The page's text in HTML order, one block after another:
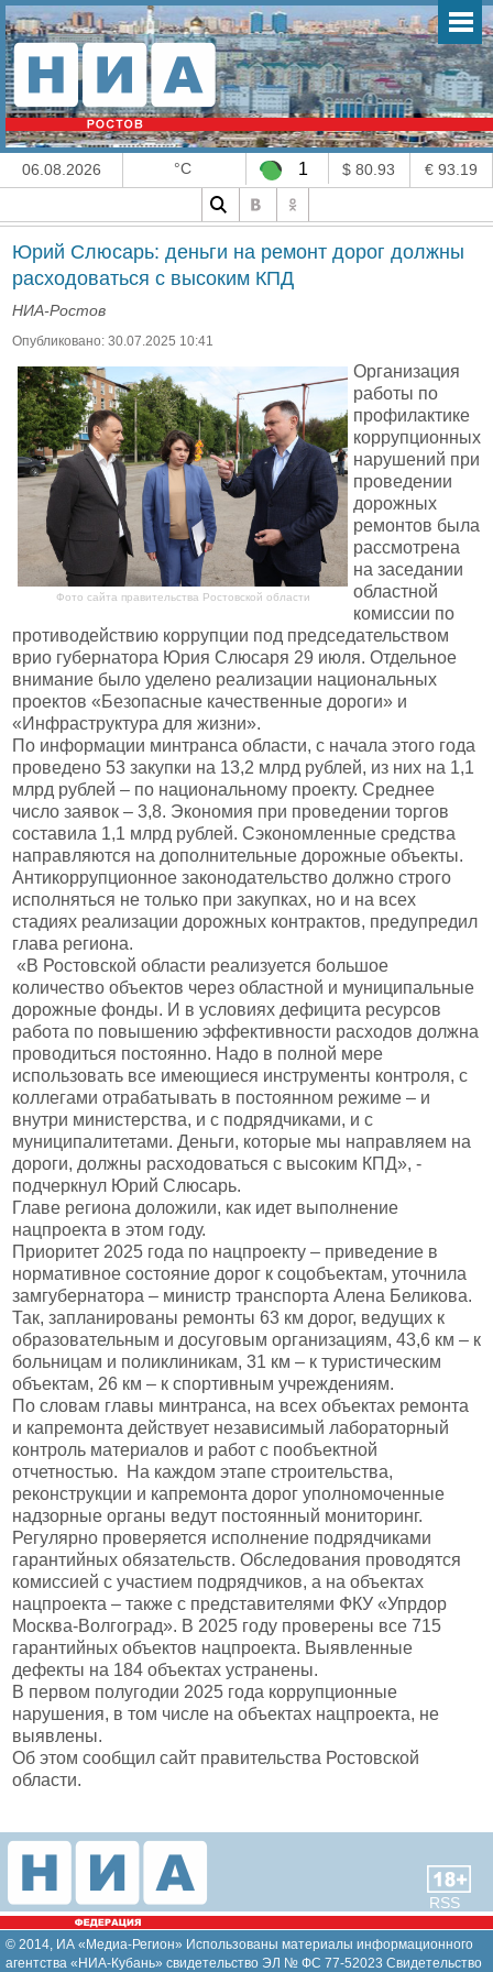
06.08.2026 °C 1 $ 80.93 € 93.19
Юрий Слюсарь: деньги на ремонт дорог должны
расходоваться с высоким КПД
НИА-Ростов
Опубликовано: 30.07.2025 10:41
Фото сайта правительства Ростовской области
Организация
работы по
профилактике
коррупционных
нарушений при
проведении
дорожных
ремонтов была
рассмотрена
на заседании
областной
комиссии по
противодействию коррупции под председательством
врио губернатора Юрия Слюсаря 29 июля. Отдельное
внимание было уделено реализации национальных
проектов «Безопасные качественные дороги» и
«Инфраструктура для жизни».
По информации минтранса области, с начала этого года
проведено 53 закупки на 13,2 млрд рублей, из них на 1,1
млрд рублей – по национальному проекту. Среднее
число заявок – 3,8. Экономия при проведении торгов
составила 1,1 млрд рублей. Сэкономленные средства
направляются на дополнительные дорожные объекты.
Антикоррупционное законодательство должно строго
исполняться не только при закупках, но и на всех
стадиях реализации дорожных контрактов, предупредил
глава региона.
«В Ростовской области реализуется большое
количество объектов через областной и муниципальные
дорожные фонды. И в условиях дефицита ресурсов
работа по повышению эффективности расходов должна
проводиться постоянно. Надо в полной мере
использовать все имеющиеся инструменты контроля, с
коллегами отрабатывать в постоянном режиме – и
внутри министерства, и с подрядчиками, и с
муниципалитетами. Деньги, которые мы направляем на
дороги, должны расходоваться с высоким КПД», -
подчеркнул Юрий Слюсарь.
Главе региона доложили, как идет выполнение
нацпроекта в этом году.
Приоритет 2025 года по нацпроекту – приведение в
нормативное состояние дорог к соцобъектам, уточнила
замгубернатора – министр транспорта Алена Беликова.
Так, запланированы ремонты 63 км дорог, ведущих к
образовательным и досуговым организациям, 43,6 км – к
больницам и поликлиникам, 31 км – к туристическим
объектам, 26 км – к спортивным учреждениям.
По словам главы минтранса, на всех объектах ремонта
и капремонта действует независимый лабораторный
контроль материалов и работ с пообъектной
отчетностью. На каждом этапе строительства,
реконструкции и капремонта дорог уполномоченные
надзорные органы ведут постоянный мониторинг.
Регулярно проверяется исполнение подрядчиками
гарантийных обязательств. Обследования проводятся
комиссией с участием подрядчиков, а на объектах
нацпроекта – также с представителями ФКУ «Упрдор
Москва-Волгоград». В 2025 году проверены все 715
гарантийных объектов нацпроекта. Выявленные
дефекты на 184 объектах устранены.
В первом полугодии 2025 года коррупционные
нарушения, в том числе на объектах нацпроекта, не
выявлены.
Об этом сообщил сайт правительства Ростовской
области.
RSS
© 2014, ИА «Медиа-Регион» Использованы материалы информационного
агентства «НИА-Кубань» свидетельство ЭЛ № ФС 77-52023 Свидетельство